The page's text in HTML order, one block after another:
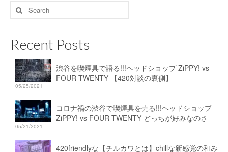
Search
for:
Recent Posts
渋谷を喫煙具で語る!!!ヘッドショップ ZiPPY! vs
FOUR TWENTY 【420対談の裏側】
05/25/2021
コロナ禍の渋谷で喫煙具を売る!!!ヘッドショップ
ZiPPY! vs FOUR TWENTY どっちが好みなのさ
05/21/2021
420friendlyな【チルカワとは】chillな新感覚の和み